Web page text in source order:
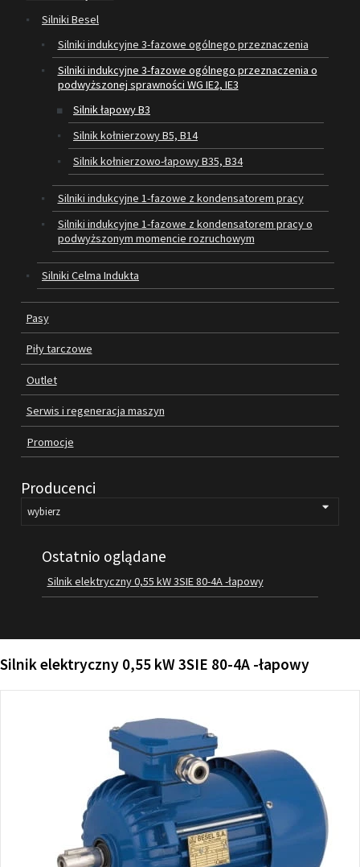
PIŁY TARCZOWE
SERWIS I REGENERACJA MASZYN
PROMOCJE
REGULAMIN
KATALOGI
OBRABIARKI DO DREWNA
SILNIKI ELEKTRYCZNE
PASY KLINOWE
FILMY
KONTAKT
Silniki Besel
Silniki indukcyjne 3-fazowe ogólnego przeznaczenia
Silniki indukcyjne 3-fazowe ogólnego przeznaczenia o
podwyższonej sprawności WG IE2, IE3
Silnik łapowy B3
Silnik kołnierzowy B5, B14
Silnik kołnierzowo-łapowy B35, B34
Silniki indukcyjne 1-fazowe z kondensatorem pracy
Silniki indukcyjne 1-fazowe z kondensatorem pracy o
podwyższonym momencie rozruchowym
Silniki Celma Indukta
Pasy
Piły tarczowe
Outlet
Serwis i regeneracja maszyn
Promocje
Producenci
Ostatnio oglądane
Silnik elektryczny 0,55 kW 3SIE 80-4A -łapowy
Silnik elektryczny 0,55 kW 3SIE 80-4A -łapowy